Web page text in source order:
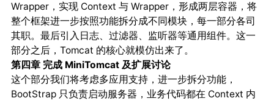
Wrapper，实现 Context 与 Wrapper，形成两层容器，将
整个框架进一步按照功能拆分成不同模块，每一部分各司
其职。最后引入日志、过滤器、监听器等通用组件。这一
部分之后，Tomcat 的核心就模仿出来了。
第四章 完成 MiniTomcat 及扩展讨论
这个部分我们将考虑多应用支持，进一步拆分功能，
BootStrap 只负责启动服务器，业务代码都在 Context 内